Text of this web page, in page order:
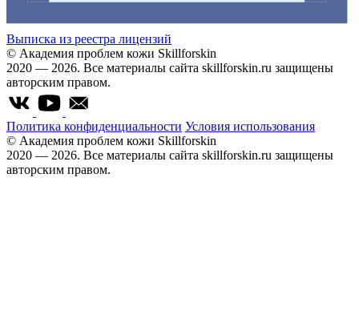
Выписка из реестра лицензий
© Академия проблем кожи Skillforskin
2020 — 2026. Все материалы сайта skillforskin.ru защищены
авторским правом.
Политика конфиденциальности Условия использования
© Академия проблем кожи Skillforskin
2020 — 2026. Все материалы сайта skillforskin.ru защищены
авторским правом.